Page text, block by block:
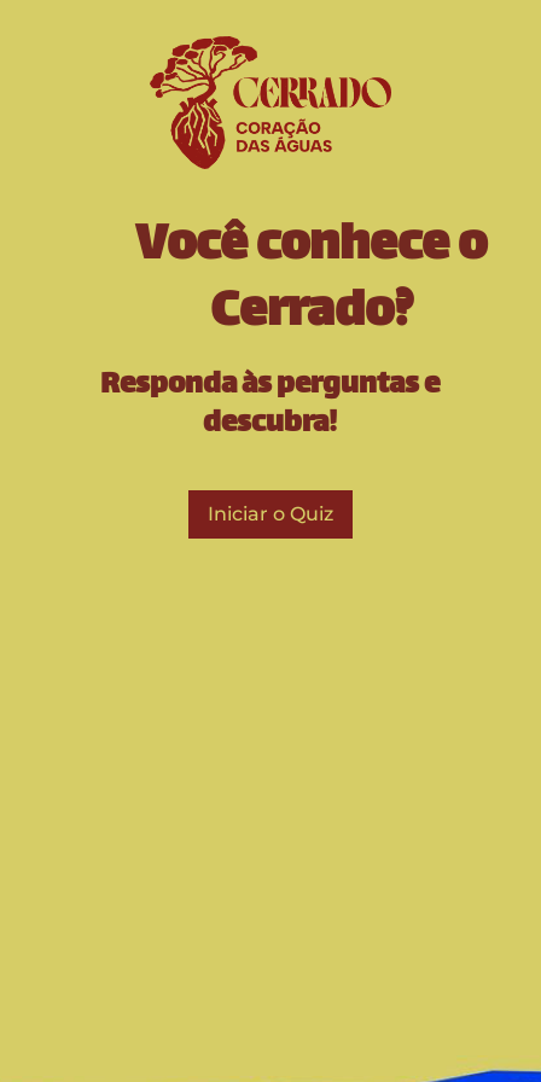
Você conhece o
Cerrado?
Responda às perguntas e
descubra!
Iniciar o Quiz